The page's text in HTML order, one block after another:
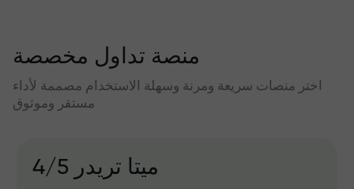
منصة تداول مخصصة
اختر منصات سريعة ومرنة وسهلة الاستخدام مصممة لأداء
مستقر وموثوق
میتا تریدر 4/5